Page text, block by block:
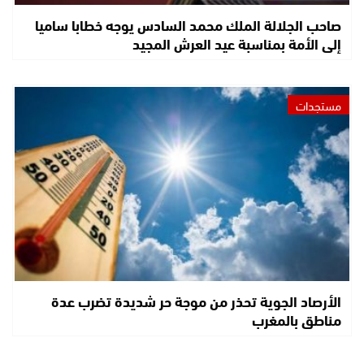
صاحب الجلالة الملك محمد السادس يوجه خطابا ساميا
إلى الأمة بمناسبة عيد العرش المجيد
مستجدات
الأرصاد الجوية تحذر من موجة حر شديدة تضرب عدة
مناطق بالمغرب